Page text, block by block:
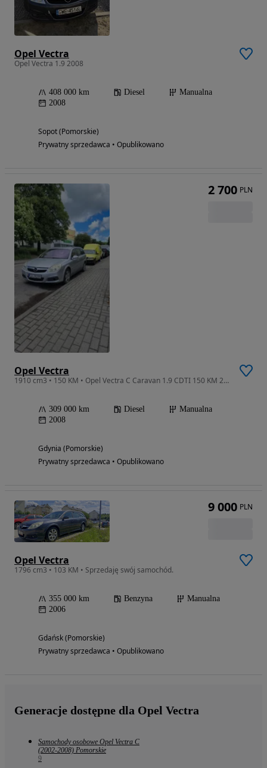
Opel Vectra
Opel Vectra 1.9 2008
408 000 km Diesel
Manualna
2008
Sopot (Pomorskie)
Prywatny sprzedawca • Opublikowano
Opel Vectra
1910 cm3 • 150 KM • Opel Vectra C Caravan 1.9 CDTI 150 KM 2008r. do naprawy
309 000 km Diesel
Manualna
2008
Gdynia (Pomorskie)
Prywatny sprzedawca • Opublikowano
2 700 PLN
Opel Vectra
1796 cm3 • 103 KM • Sprzedaję swój samochód.
355 000 km Benzyna
Manualna
2006
Gdańsk (Pomorskie)
Prywatny sprzedawca • Opublikowano
9 000 PLN
Generacje dostępne dla Opel Vectra
Samochody osobowe Opel Vectra C
(2002-2008) Pomorskie
9